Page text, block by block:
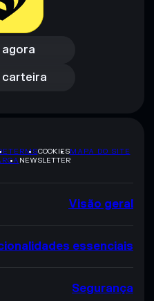
carteira
TERMSCOOKIESMAPA DO SITE
NEWSLETTER
Visão geral
essenciais
Segurança